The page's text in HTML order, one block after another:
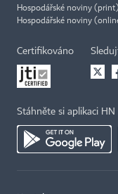
Hospodářské noviny
Hospodářské noviny
Certifikováno
Stáhněte si aplikaci HN